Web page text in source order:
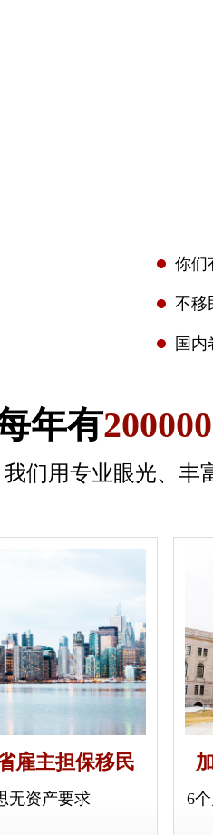
你们
不移
国
年有
们用专业眼光、丰
雇主担保移民
无资产要求
6